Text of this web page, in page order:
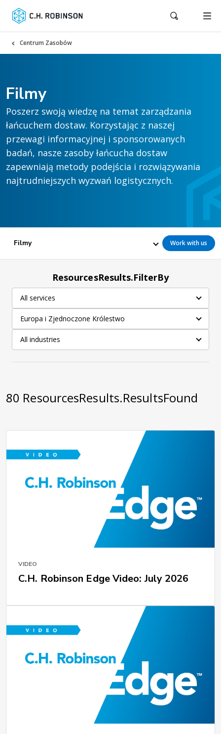
Centrum Zasobów
Filmy
Poszerz swoją wiedzę na temat zarządzania
łańcuchem dostaw. Korzystając z naszej
przewagi informacyjnej i sponsorowanych
badań, nasze zasoby łańcucha dostaw
zapewniają metody podejścia i rozwiązywania
najtrudniejszych wyzwań logistycznych.
Filmy Work with us
ResourcesResults.FilterBy
All services
Europa i Zjednoczone Królestwo
All industries
80 ResourcesResults.ResultsFound
VIDEO
C.H. Robinson Edge Video: July 2026